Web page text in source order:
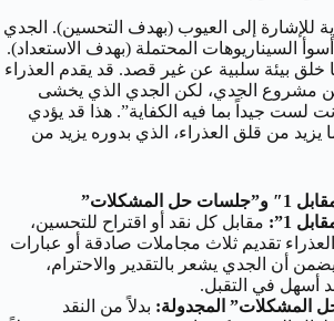
للإشارة إلى العيوب (بهدف التحسين). الجدي
السيناريوهات المحتملة (بهدف الاستعداد).
خلق بيئة سلبية عن غير قصد. قد يقدم العذراء
مشروع الجدي، لكن الجدي الذي يخشى
لست جيداً بما فيه الكفاية”. هذا قد يؤدي
يزيد من قلق العذراء، الذي بدوره يزيد من
مقابل كل نقد أو اقتراح للتحسين،
تقديم ثلاث مجاملات صادقة أو عبارات
أن الجدي يشعر بالتقدير والاحترام،
أسهل في التقبل.
المشكلات” المجدولة: بدلاً من النقد